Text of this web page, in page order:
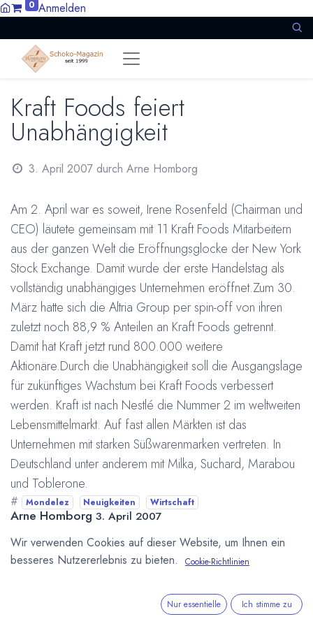
0 Anmelden
Kraft Foods feiert
Unabhängigkeit
3. April 2007 durch Arne Homborg
Am 2. April war es soweit, Irene Rosenfeld (Chairman und
CEO) läutete gemeinsam mit 11 Kraft Foods Mitarbeitern
aus der ganzen Welt die Eröffnungsglocke der New York
Stock Exchange. Damit wurde der erste Handelstag als
vollständig unabhängiges Unternehmen eröffnet.Zum 30.
März hatte sich die Altria Group per spin-off von ihren
zuletzt noch 88,9 % Anteilen an Kraft Foods getrennt.
Damit hat Kraft jetzt rund 800.000 weitere
Aktionäre.Durch die Unabhängigkeit soll die Ausgangslage
für zukünftiges Wachstum bei Kraft Foods verbessert
werden. Kraft ist nach Nestlé die Nummer 2 im weltweiten
Lebensmittelmarkt. Auf fast allen Märkten ist das
Unternehmen mit starken Süßwarenmarken vertreten. In
Deutschland unter anderem mit Milka, Suchard, Marabou
und Toblerone.
# Mondelez Neuigkeiten Wirtschaft
Arne Homborg 3. April 2007
DIESEN BEITRAG TEILEN
Wir verwenden Cookies auf dieser Website, um Ihnen ein
besseres Nutzererlebnis zu bieten.
Cookie-Richtlinien
Nur essentielle Ich stimme zu